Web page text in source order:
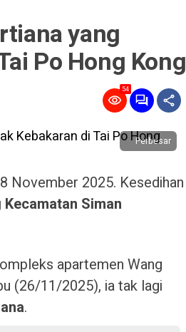
yang
Po Hong Kong
54
Perbesar
November 2025. Kesedihan
Kecamatan Siman
apartemen Wang
(26/11/2025), ia tak lagi
.